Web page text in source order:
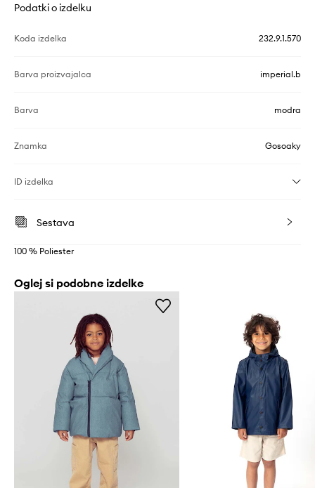
Podatki o izdelku
Koda izdelka 232.9.1.570
Barva proizvajalca imperial.b
Barva modra
Znamka Gosoaky
ID izdelka
Sestava
100 % Poliester
Oglej si podobne izdelke